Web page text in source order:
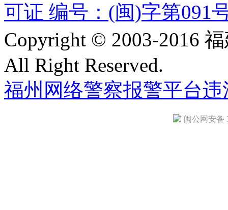
可证 编号：(闽)字第091
Copyright © 2003-2016
All Right Reserved.
福州网络警察报警平台违
闽公网安备